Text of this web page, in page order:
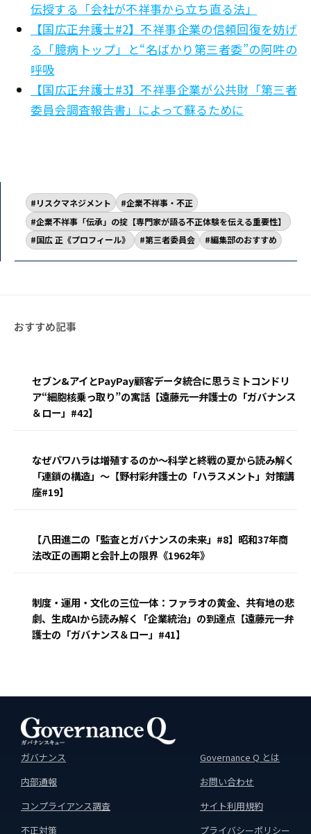
伝授する「会社が不祥事から立ち直る法」
【国広正弁護士#2】不祥事企業の信頼回復を妨げ
る「臆病トップ」と“名ばかり第三者委”の阿吽の
呼吸
【国広正弁護士#3】不祥事企業が公共財「第三者
委員会調査報告書」によって蘇るために
リスクマネジメント
企業不祥事・不正
企業不祥事「伝承」の掟【専門家が語る不正体験を伝える重要性】
国広 正《プロフィール》
第三者委員会 編集部のおすすめ
セブン&アイとPayPay顧客データ統合に思うミトコンドリ
ア“細胞核乗っ取り”の寓話【遠藤元一弁護士の「ガバナンス
＆ロー」#42】
なぜパワハラは増殖するのか〜科学と終戦の夏から読み解く
「連鎖の構造」〜【野村彩弁護士の「ハラスメント」対策講
座#19】
【八田進二の「監査とガバナンスの未来」#8】昭和37年商
法改正の画期と会計上の限界《1962年》
制度・運用・文化の三位一体：ファラオの黄金、共有地の悲
劇、生成AIから読み解く「企業統治」の到達点【遠藤元一弁
護士の「ガバナンス＆ロー」#41】
ガバナンス
内部通報
コンプライアンス調査
不正対策
Governance Q とは
お問い合わせ
サイト利用規約
プライバシーポリシー